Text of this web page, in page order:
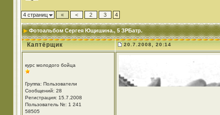
4 страниц « < 2 3 4
Фотоальбом Сергея Ющишина., 5 ЗРБатр.
Каптёрщик 20.7.2008, 20:14
курс молодого бойца
Группа: Пользователи
Сообщений: 28
Регистрация: 15.7.2008
Пользователь №: 1 241
58505